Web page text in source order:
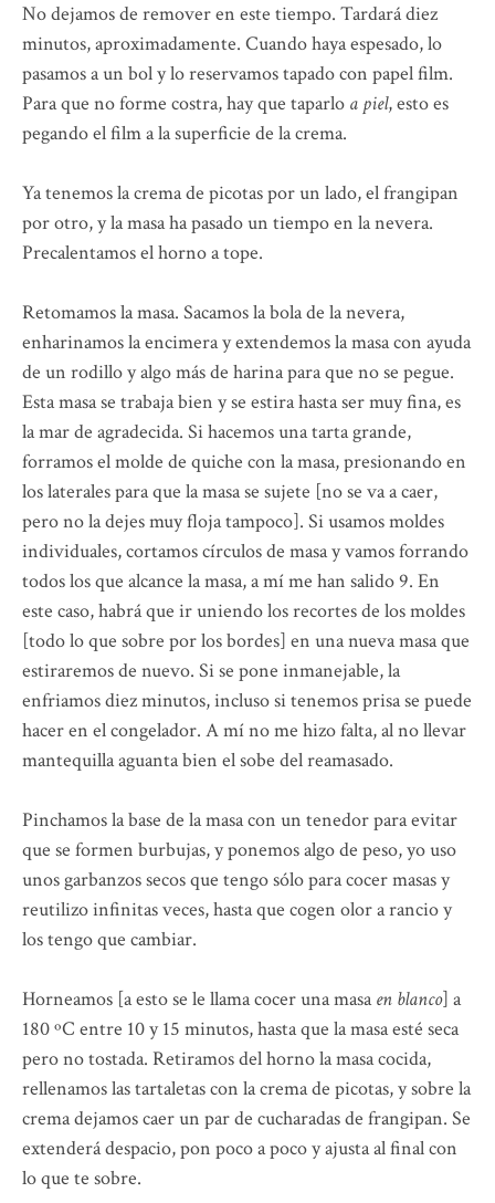
No dejamos de remover en este tiempo. Tardará diez
minutos, aproximadamente. Cuando haya espesado, lo
pasamos a un bol y lo reservamos tapado con papel film.
Para que no forme costra, hay que taparlo a piel, esto es
pegando el film a la superficie de la crema.
Ya tenemos la crema de picotas por un lado, el frangipan
por otro, y la masa ha pasado un tiempo en la nevera.
Precalentamos el horno a tope.
Retomamos la masa. Sacamos la bola de la nevera,
enharinamos la encimera y extendemos la masa con ayuda
de un rodillo y algo más de harina para que no se pegue.
Esta masa se trabaja bien y se estira hasta ser muy fina, es
la mar de agradecida. Si hacemos una tarta grande,
forramos el molde de quiche con la masa, presionando en
los laterales para que la masa se sujete [no se va a caer,
pero no la dejes muy floja tampoco]. Si usamos moldes
individuales, cortamos círculos de masa y vamos forrando
todos los que alcance la masa, a mí me han salido 9. En
este caso, habrá que ir uniendo los recortes de los moldes
[todo lo que sobre por los bordes] en una nueva masa que
estiraremos de nuevo. Si se pone inmanejable, la
enfriamos diez minutos, incluso si tenemos prisa se puede
hacer en el congelador. A mí no me hizo falta, al no llevar
mantequilla aguanta bien el sobe del reamasado.
Pinchamos la base de la masa con un tenedor para evitar
que se formen burbujas, y ponemos algo de peso, yo uso
unos garbanzos secos que tengo sólo para cocer masas y
reutilizo infinitas veces, hasta que cogen olor a rancio y
los tengo que cambiar.
Horneamos [a esto se le llama cocer una masaen blanco] a
180 ºC entre 10 y 15 minutos, hasta que la masa esté seca
pero no tostada. Retiramos del horno la masa cocida,
rellenamos las tartaletas con la crema de picotas, y sobre la
crema dejamos caer un par de cucharadas de frangipan. Se
extenderá despacio, pon poco a poco y ajusta al final con
lo que te sobre.